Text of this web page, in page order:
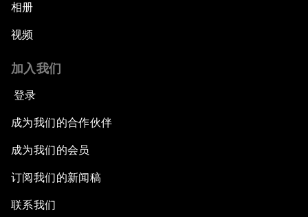
相册
视频
加入我们
登录
成为我们的合作伙伴
成为我们的会员
订阅我们的新闻稿
联系我们